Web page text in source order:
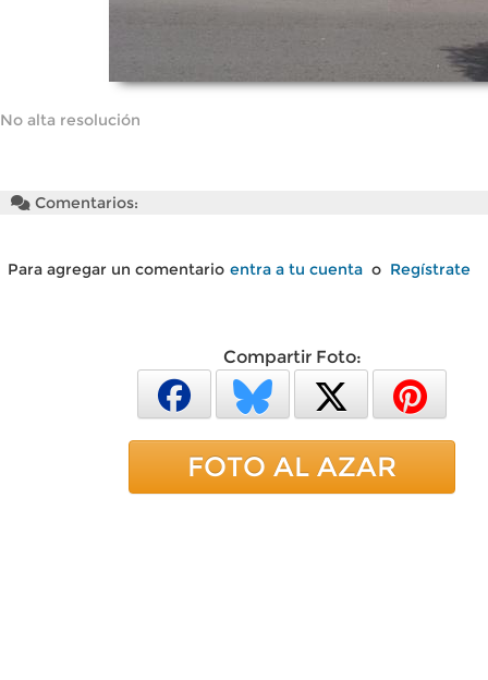
No alta resolución
Comentarios:
Para agregar un comentario entra a tu cuenta o Regístrate
Compartir Foto:
FOTO AL AZAR